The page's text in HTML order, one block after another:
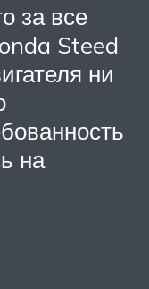
за все
Steed
ни
на